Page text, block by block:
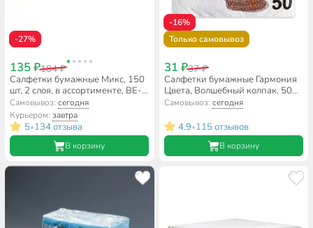
-27%
135 ₽184 ₽
Салфетки бумажные Микс, 150
шт, 2 слоя, в ассортименте, BE-
042-U150-028
Самовывоз:сегодня
Курьером:завтра
5•134 отзыва
В корзину
-16%
Только самовывоз
31 ₽37 ₽
Салфетки бумажные Гармония
Цвета, Волшебный колпак, 50
шт, 24х24 см
Самовывоз: сегодня
4.9•115 отзывов
В корзину